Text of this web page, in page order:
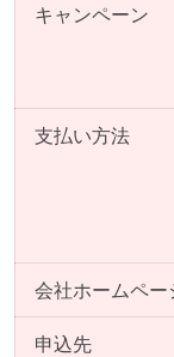
キャンペーン
支払い方法
会社ホームペー
申込先